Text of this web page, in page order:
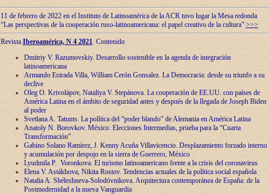
11 de febrero de 2022 en el Instituto de Latinoamérica de la ACR tuvo lugar la Mesa redonda
“Las perspectivas de la cooperación ruso-latinoamericana: el papel creativo de la cultura” >>>
Revista Iberoamérica, N 4 2021. Contenido
Dmitriy V. Razumovskiy. Desarrollo sostenible en la agenda de integración
latinoamericana
Armando Estrada Villa, William Cerón Gonsalez. La Democracia: desde su triunfo a su
declive
Oleg O. Krivolápov, Nataliya V. Stepánova. La cooperación de EE.UU. con países de
América Latina en el ámbito de seguridad antes y después de la llegada de Joseph Biden
al poder
Svetlana A. Tatunts. La política del “poder blando” de Alemania en América Latina
Anatoly N. Borovkov. México: Elecciones Intermedias, prueba para la “Cuarta
Transformación”
Gabino Solano Ramírez, J. Kenny Acuña Villavicencio. Desplazamiento forzado interno
y acumulación por despojo en la sierra de Guerrero, México
Lyudmila P. Voronkova. El turismo latinoamericano frente a la crisis del coronavirus
Elena V. Astákhova, Nikita Rostov. Tendencias actuales de la política social española
Natalia A. Shéleshneva-Solodóvnikova. Arquitectura contemporánea de España: de la
Postmodernidad a la nueva Vanguardia